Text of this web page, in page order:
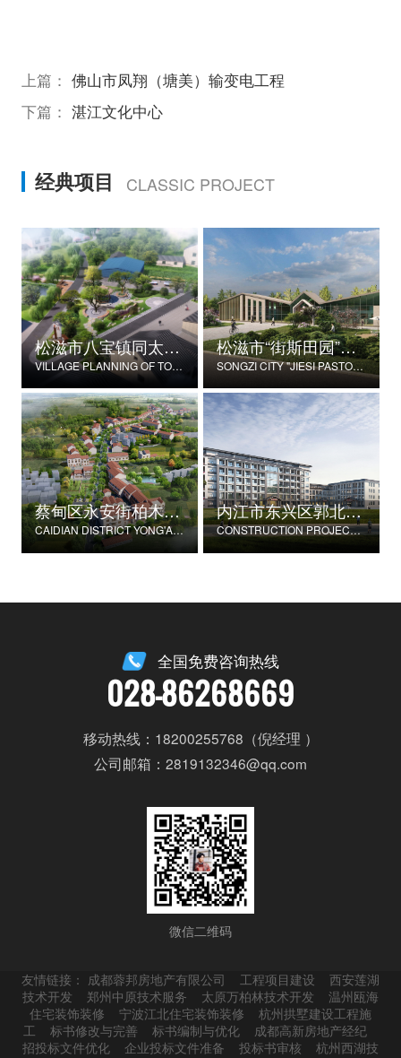
上篇： 佛山市凤翔（塘美）输变电工程
下篇： 湛江文化中心
经典项目 CLASSIC PROJECT
松滋市八宝镇同太湖村村庄规划
VILLAGE PLANNING OF TONGTAIHU VILLAGE, BABAO TOWN, SONGZI CITY
松滋市“街斯田园”美丽乡村示范片建设项目
SONGZI CITY "JIESI PASTORAL" BEAUTIFUL RURAL DEMONSTRATION FILM CONSTRUCTION PROJECT
蔡甸区永安街柏木村郭家庄湾省级美丽乡村试点建设项目
CAIDIAN DISTRICT YONG'AN STREET CYPRESS VILLAGE GUOJIAZHUANG BAY PROVINCIAL BEAUTIFUL VILLAGE PILOT CONSTRUCTION PROJECT
内江市东兴区郭北养老服务中心建设项目
CONSTRUCTION PROJECT OF GUOBEI ELDERLY SERVICE CENTER IN DONGXING DISTRICT, NEIJIANG CITY
全国免费咨询热线
028-86268669
移动热线：18200255768（倪经理 ）
公司邮箱：2819132346@qq.com
微信二维码
友情链接： 成都蓉邦房地产有限公司 工程项目建设
西安莲湖
技术开发
郑州中原技术服务 太原万柏林技术开发
温州瓯海
住宅装饰装修
宁波江北住宅装饰装修
杭州拱墅建设工程施
工
标书修改与完善 标书编制与优化
成都高新房地产经纪
招投标文件优化
企业投标文件准备 投标书审核
杭州西湖技